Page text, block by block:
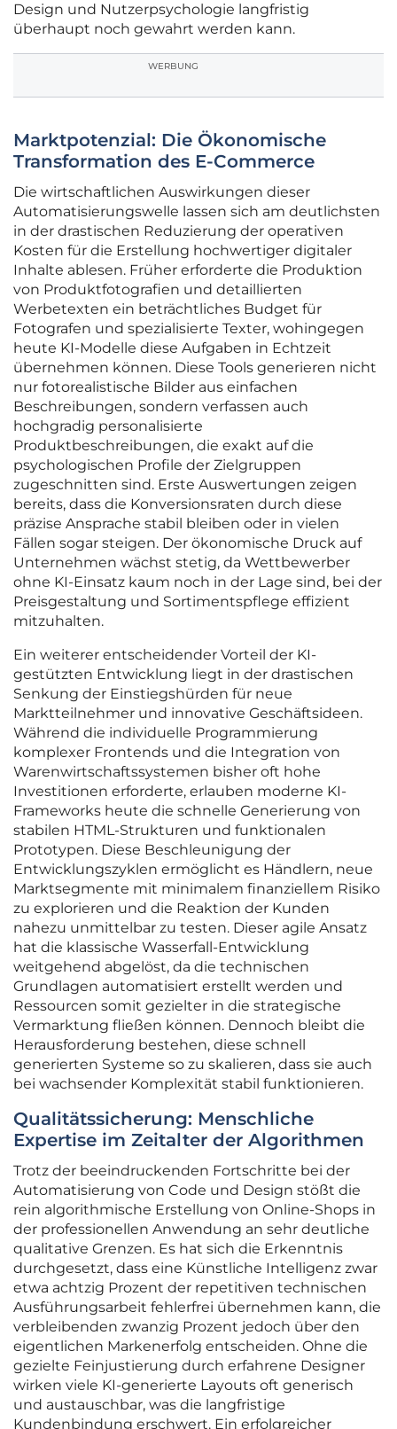
Design und Nutzerpsychologie langfristig
überhaupt noch gewahrt werden kann.
WERBUNG
Marktpotenzial: Die Ökonomische
Transformation des E-Commerce
Die wirtschaftlichen Auswirkungen dieser
Automatisierungswelle lassen sich am deutlichsten
in der drastischen Reduzierung der operativen
Kosten für die Erstellung hochwertiger digitaler
Inhalte ablesen. Früher erforderte die Produktion
von Produktfotografien und detaillierten
Werbetexten ein beträchtliches Budget für
Fotografen und spezialisierte Texter, wohingegen
heute KI-Modelle diese Aufgaben in Echtzeit
übernehmen können. Diese Tools generieren nicht
nur fotorealistische Bilder aus einfachen
Beschreibungen, sondern verfassen auch
hochgradig personalisierte
Produktbeschreibungen, die exakt auf die
psychologischen Profile der Zielgruppen
zugeschnitten sind. Erste Auswertungen zeigen
bereits, dass die Konversionsraten durch diese
präzise Ansprache stabil bleiben oder in vielen
Fällen sogar steigen. Der ökonomische Druck auf
Unternehmen wächst stetig, da Wettbewerber
ohne KI-Einsatz kaum noch in der Lage sind, bei der
Preisgestaltung und Sortimentspflege effizient
mitzuhalten.
Ein weiterer entscheidender Vorteil der KI-
gestützten Entwicklung liegt in der drastischen
Senkung der Einstiegshürden für neue
Marktteilnehmer und innovative Geschäftsideen.
Während die individuelle Programmierung
komplexer Frontends und die Integration von
Warenwirtschaftssystemen bisher oft hohe
Investitionen erforderte, erlauben moderne KI-
Frameworks heute die schnelle Generierung von
stabilen HTML-Strukturen und funktionalen
Prototypen. Diese Beschleunigung der
Entwicklungszyklen ermöglicht es Händlern, neue
Marktsegmente mit minimalem finanziellem Risiko
zu explorieren und die Reaktion der Kunden
nahezu unmittelbar zu testen. Dieser agile Ansatz
hat die klassische Wasserfall-Entwicklung
weitgehend abgelöst, da die technischen
Grundlagen automatisiert erstellt werden und
Ressourcen somit gezielter in die strategische
Vermarktung fließen können. Dennoch bleibt die
Herausforderung bestehen, diese schnell
generierten Systeme so zu skalieren, dass sie auch
bei wachsender Komplexität stabil funktionieren.
Qualitätssicherung: Menschliche
Expertise im Zeitalter der Algorithmen
Trotz der beeindruckenden Fortschritte bei der
Automatisierung von Code und Design stößt die
rein algorithmische Erstellung von Online-Shops in
der professionellen Anwendung an sehr deutliche
qualitative Grenzen. Es hat sich die Erkenntnis
durchgesetzt, dass eine Künstliche Intelligenz zwar
etwa achtzig Prozent der repetitiven technischen
Ausführungsarbeit fehlerfrei übernehmen kann, die
verbleibenden zwanzig Prozent jedoch über den
eigentlichen Markenerfolg entscheiden. Ohne die
gezielte Feinjustierung durch erfahrene Designer
wirken viele KI-generierte Layouts oft generisch
und austauschbar, was die langfristige
Kundenbindung erschwert. Ein erfolgreicher